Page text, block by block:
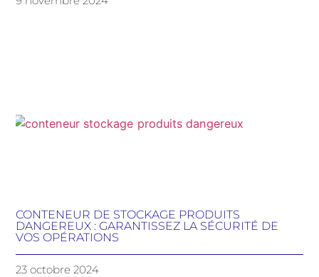
CONTENEUR DE STOCKAGE PRODUITS
DANGEREUX : GARANTISSEZ LA SÉCURITÉ DE
VOS OPÉRATIONS
23 octobre 2024